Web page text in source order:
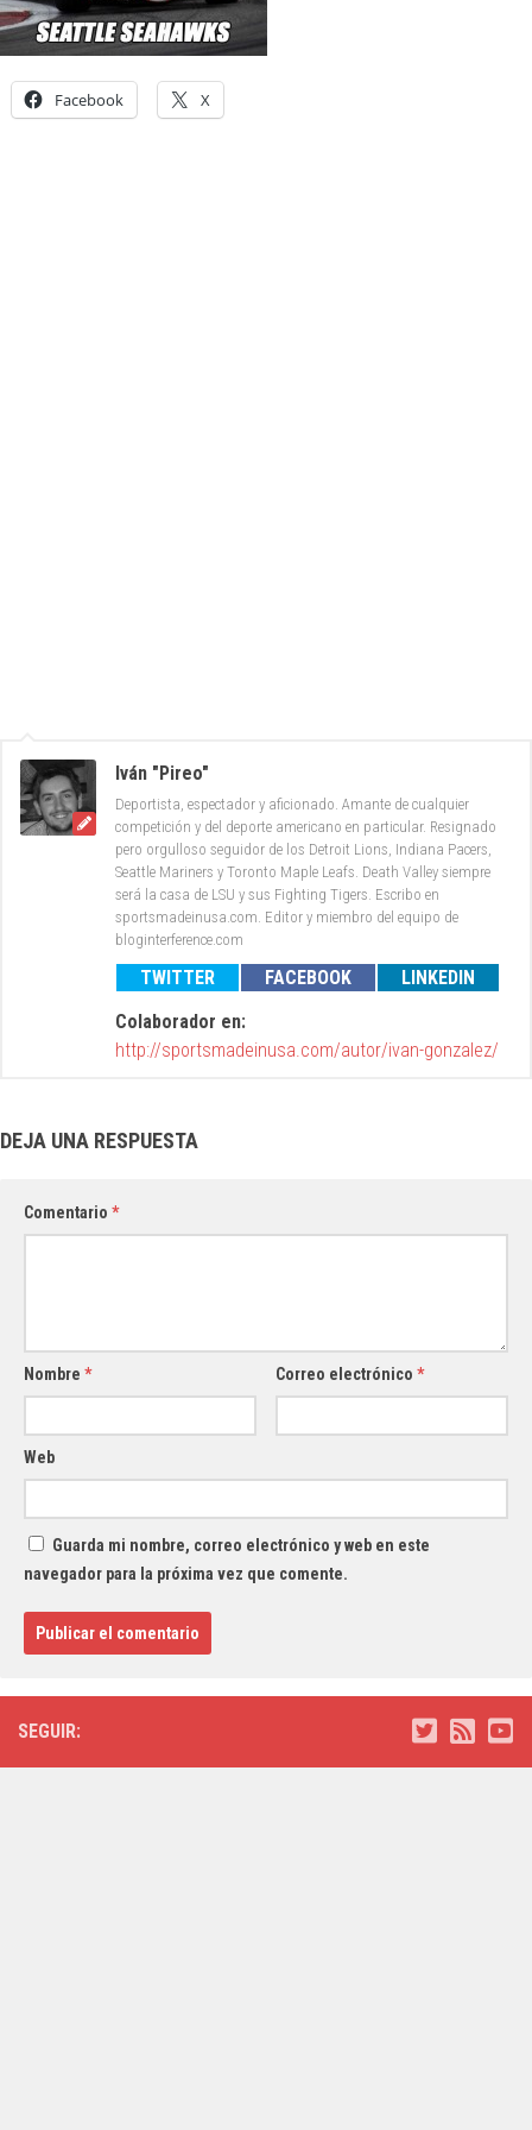
Facebook X
Iván "Pireo"
Deportista, espectador y aficionado. Amante de cualquier
competición y del deporte americano en particular. Resignado
pero orgulloso seguidor de los Detroit Lions, Indiana Pacers,
Seattle Mariners y Toronto Maple Leafs. Death Valley siempre
será la casa de LSU y sus Fighting Tigers. Escribo en
sportsmadeinusa.com. Editor y miembro del equipo de
bloginterference.com
TWITTER FACEBOOK
LINKEDIN
Colaborador en:
http://sportsmadeinusa.com/autor/ivan-gonzalez/
DEJA UNA RESPUESTA
Comentario *
Nombre * Correo electrónico*
Web
Guarda mi nombre, correo electrónico y web en este
navegador para la próxima vez que comente.
SEGUIR: